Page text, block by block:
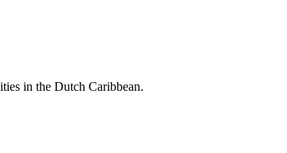
in the Dutch Caribbean.